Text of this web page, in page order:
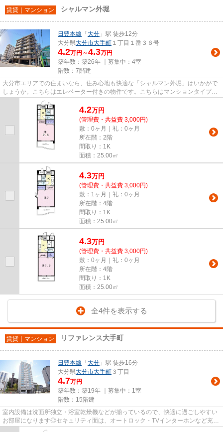
賃貸｜マンション シャルマン外堀
日豊本線 「 大分 」駅 徒歩12分
大分県大分市大手町 １丁目１番３６号
4.2万円～4.3万円
築年数：築26年 ｜募集中： 4室
階数：7階建
大分市エリアでの住まいなら、住み心地も快適な「シャルマン外堀」はいかがで
しょうか。こちらはエレベーター付きの物件です。こちらはマンションタイプに
なります。駅まで徒歩12分の...
4.2万円
(管理費・共益費 3,000円)
敷：0ヶ月｜礼：0ヶ月
所在階：2階
間取り：1K
面積：25.00㎡
4.3万円
(管理費・共益費 3,000円)
敷：1ヶ月｜礼：0ヶ月
所在階：4階
間取り：1K
面積：25.00㎡
4.3万円
(管理費・共益費 3,000円)
敷：0ヶ月｜礼：0ヶ月
所在階：4階
間取り：1K
面積：25.00㎡
全4件を表示する
賃貸｜マンション リファレンス大手町
日豊本線 「 大分 」駅 徒歩16分
大分県大分市大手町 ３丁目
4.7万円
築年数：築19年 ｜募集中： 1室
階数：15階建
室内設備は洗面所独立・浴室乾燥機などが揃っているので、快適に過ごしやすい
お部屋になります◎セキュリティ面は、オートロック・TVインターホンなど充実
しているので安心して生活でき...